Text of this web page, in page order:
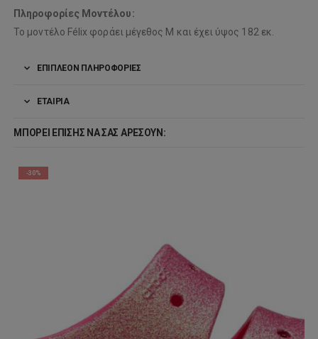
Πληροφορίες Μοντέλου:
Το μοντέλο Félix φοράει μέγεθος M και έχει ύψος 182 εκ.
ΕΠΙΠΛΈΟΝ ΠΛΗΡΟΦΟΡΊΕΣ
ΕΤΑΙΡΊΑ
ΜΠΟΡΕΊ ΕΠΊΣΗΣ ΝΑ ΣΑΣ ΑΡΈΣΟΥΝ:
-30%